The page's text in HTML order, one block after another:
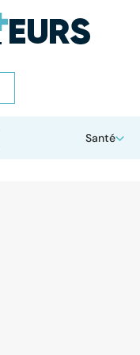
Santé